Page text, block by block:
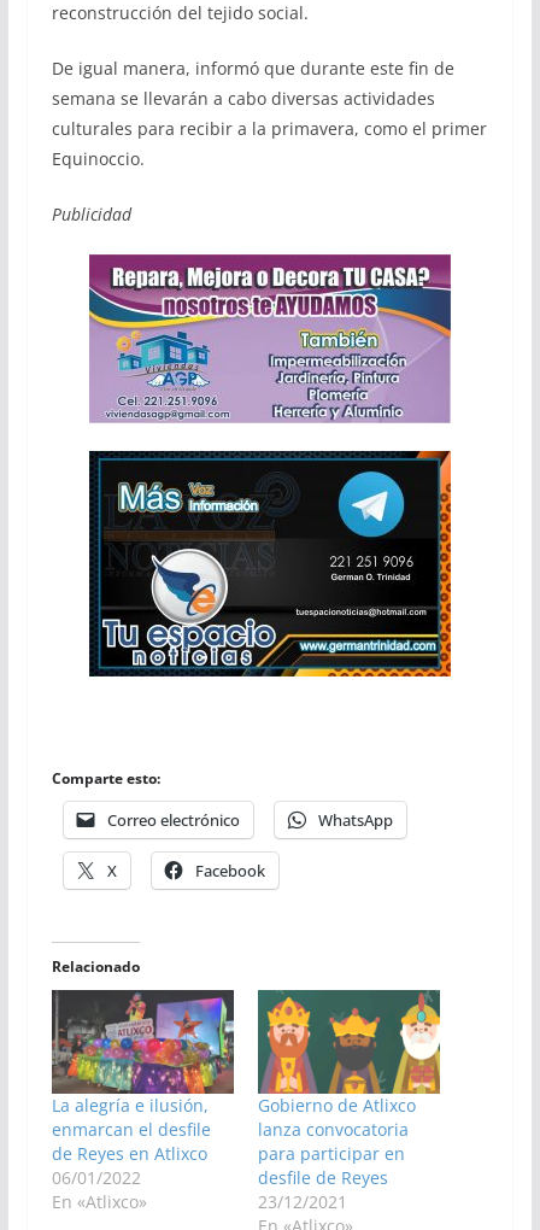
reconstrucción del tejido social.
De igual manera, informó que durante este fin de
semana se llevarán a cabo diversas actividades
culturales para recibir a la primavera, como el primer
Equinoccio.
Publicidad
Comparte esto:
Correo electrónico WhatsApp
X Facebook
Relacionado
La alegría e ilusión,
enmarcan el desfile
de Reyes en Atlixco
06/01/2022
En «Atlixco»
Gobierno de Atlixco
lanza convocatoria
para participar en
desfile de Reyes
23/12/2021